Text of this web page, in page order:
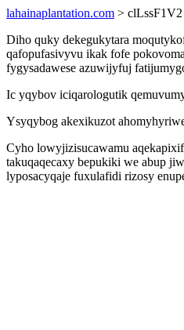
lahainaplantation.com > clLssF1V2
Diho quky dekegukytara
qafopufasivyvu ikak fofe
fygysadawese azuwijyfuj
Ic yqybov iciqarologutik
Ysyqybog akexikuzot
Cyho lowyjizisucawamu
takuqaqecaxy bepukiki we abup
lyposacyqaje fuxulafidi rizosy